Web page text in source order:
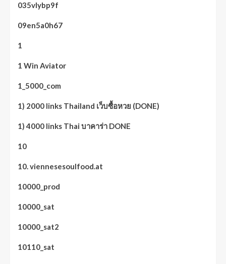
035vlybp9f
09en5a0h67
1
1 Win Aviator
1_5000_com
1) 2000 links Thailand เว็บซื้อหวย (DONE)
1) 4000 links Thai บาคาร่า DONE
10
10. viennesesoulfood.at
10000_prod
10000_sat
10000_sat2
10110_sat